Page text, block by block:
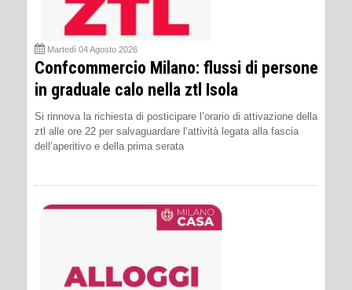
Martedì 04 Agosto 2026
Confcommercio Milano: flussi di persone
in graduale calo nella ztl Isola
Si rinnova la richiesta di posticipare l’orario di attivazione della
ztl alle ore 22 per salvaguardare l’attività legata alla fascia
dell’aperitivo e della prima serata